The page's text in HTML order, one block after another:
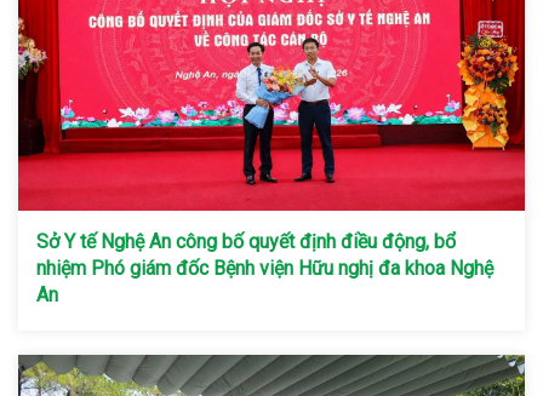
Sở Y tế Nghệ An công bố quyết định điều động, bổ
nhiệm Phó giám đốc Bệnh viện Hữu nghị đa khoa Nghệ
An